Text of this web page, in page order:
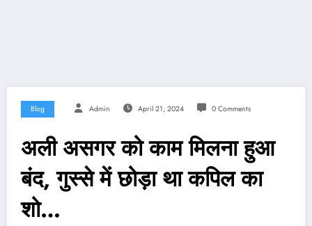
Blog Admin April 21, 2024 0 Comments
अली असगर को काम मिलना हुआ
बंद, गुस्से में छोड़ा था कपिल का
शो…